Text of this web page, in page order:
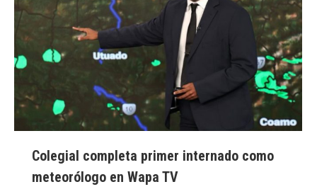
Colegial completa primer internado como
meteorólogo en Wapa TV